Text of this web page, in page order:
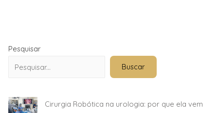
Pesquisar
Buscar
Cirurgia Robótica na urologia: por que ela vem